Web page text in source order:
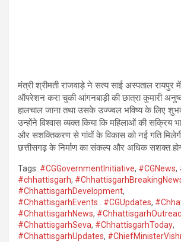
मंत्री श्रीमती राजवाड़े ने सत्य साई अस्पताल
ऑपरेशन करा चुकी आंगनबाड़ी की छात्रा कुमारी
हालचाल जाना तथा उसके उज्ज्वल भविष्य के लिए
उन्होंने विश्वास व्यक्त किया कि महिलाओं की सक्रिय
और सशक्तिकरण से गांवों के विकास को नई गति
छत्तीसगढ़ के निर्माण का संकल्प और अधिक सशक्त
Tags: #CGGovernmentInitiative, #CGNews,
#chhattisgarh,
#ChhattisgarhDevelopment,
#ChhattisgarhEvents . #CGUpdates,
#ChhattisgarhNews,
#ChhattisgarhSeva, #ChhattisgarhToday,
#ChhattisgarhUpdates,